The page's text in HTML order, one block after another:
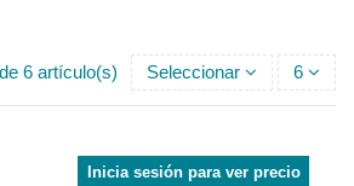
6 artículo(s) Seleccionar 6
Inicia sesión para ver precio